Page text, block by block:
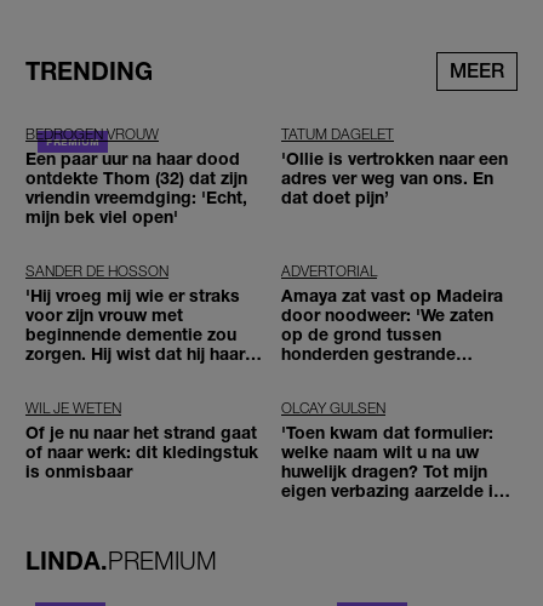
TRENDING MEER
BEDROGEN VROUW
Een paar uur na haar dood
ontdekte Thom (32) dat zijn
vriendin vreemdging: 'Echt,
mijn bek viel open'
TATUM DAGELET
'Ollie is vertrokken naar een
adres ver weg van ons. En
dat doet pijn’
SANDER DE HOSSON
'Hij vroeg mij wie er straks
voor zijn vrouw met
beginnende dementie zou
zorgen. Hij wist dat hij haar
ADVERTORIAL
Amaya zat vast op Madeira
door noodweer: 'We zaten
op de grond tussen
honderden gestrande
WIL JE WETEN
Of je nu naar het strand gaat
of naar werk: dit kledingstuk
is onmisbaar
OLCAY GULSEN
'Toen kwam dat formulier:
welke naam wilt u na uw
huwelijk dragen? Tot mijn
eigen verbazing aarzelde ik
LINDA.PREMIUM